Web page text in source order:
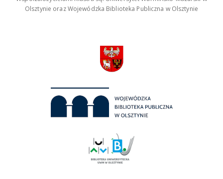
Olsztynie oraz Wojewódzka Biblioteka Publiczna w Olsztynie